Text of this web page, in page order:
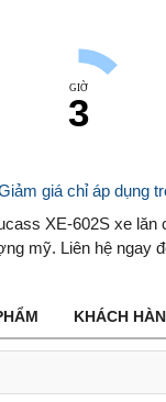
GIỜ
3
giá chỉ áp dụng
XE-602S xe
mỹ. Liên hệ ngay
KHÁCH